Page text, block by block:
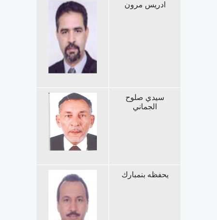
ادريس مرون
سيدي صلوح
الجماني
يحفظه بنمبارك